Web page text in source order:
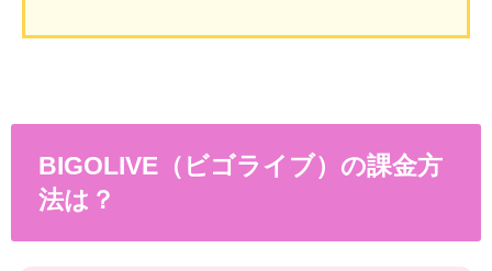
BIGOLIVE（ビゴライブ）の課金方
法は？